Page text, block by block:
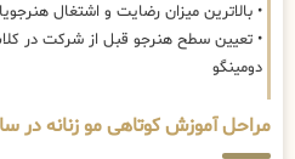
• بالاترین میزان رضایت و اشتغال
• تعیین سطح هنرجو قبل از شرکت در
دومینگو
مراحل آموزش کوتاهی مو زنانه در